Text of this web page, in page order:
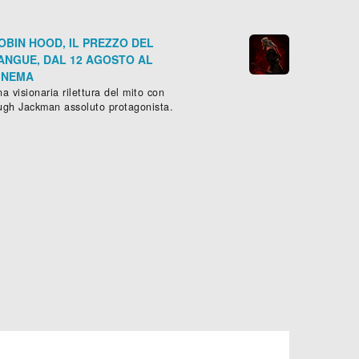
HOOD, IL PREZZO DEL
DAL 12 AGOSTO AL
visionaria rilettura del mito con
Jackman assoluto protagonista.